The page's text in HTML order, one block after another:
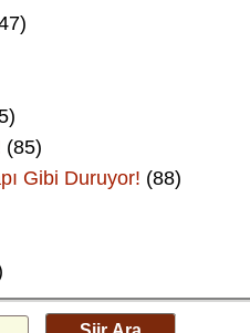
(85)
Gibi Duruyor! (88)